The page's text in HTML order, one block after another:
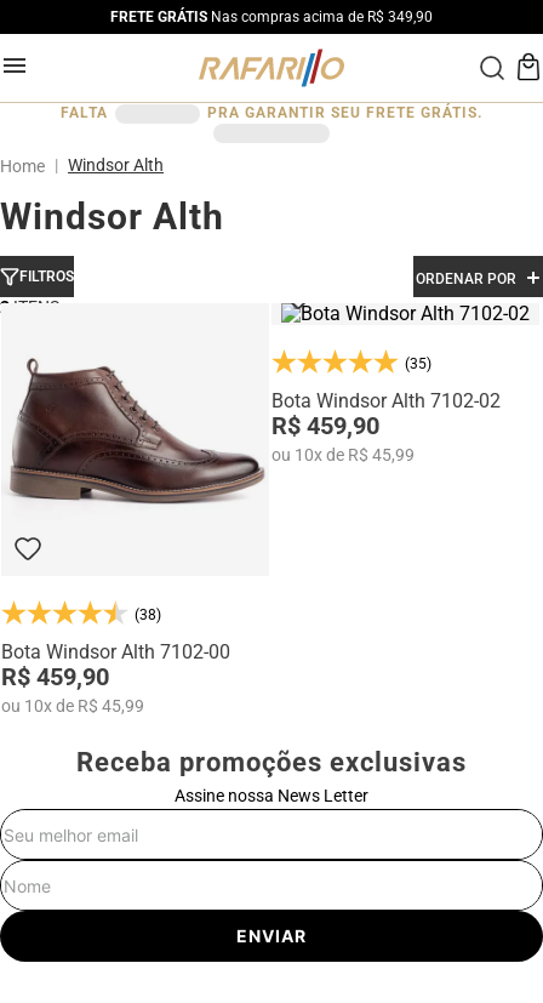
FRETE GRÁTIS Nas compras acima de R$ 349,90
FALTA PRA GARANTIR SEU FRETE GRÁTIS.
Windsor Alth
Windsor Alth
FILTROS ORDENAR POR
2
(38)
Bota Windsor Alth 7102-00
R$ 459,90
ou 10xde R$ 45,99
(35)
Bota Windsor Alth 7102-02
R$ 459,90
ou 10xde R$ 45,99
Receba promoções exclusivas
Assine nossa News Letter
ENVIAR